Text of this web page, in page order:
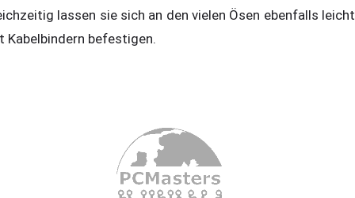
lassen sie sich an den vielen Ösen ebenfalls leicht
Kabelbindern befestigen.